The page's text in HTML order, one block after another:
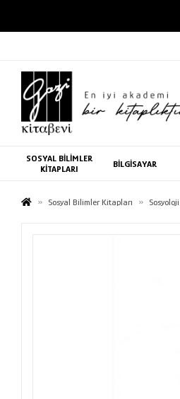
SOSYAL BİLİMLER
KİTAPLARI
BİLGİSAYAR
Sosyal Bilimler Kitapları Sosyoloji